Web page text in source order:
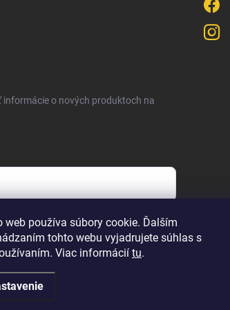
web používa súbory cookie. Ďalším
tohto webu vyjadrujete súhlas s
Viac informácií tu.
informácie o nových produktoch na
vyhradené.